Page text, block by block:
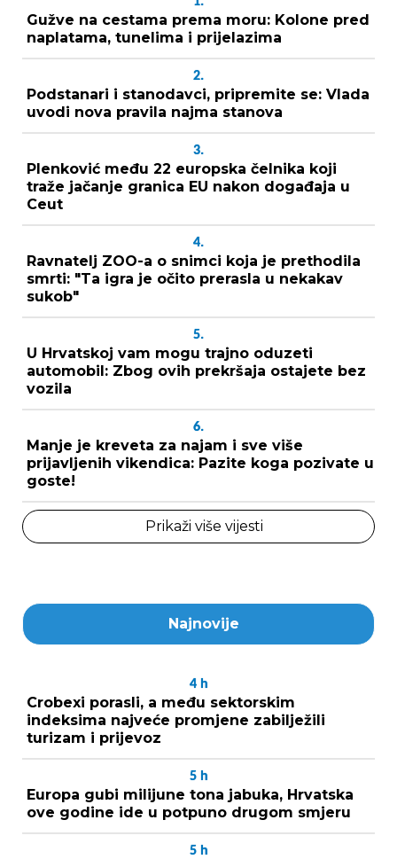
Gužve na cestama prema moru: Kolone pred
naplatama, tunelima i prijelazima
2.
Podstanari i stanodavci, pripremite se: Vlada
uvodi nova pravila najma stanova
3.
Plenković među 22 europska čelnika koji
traže jačanje granica EU nakon događaja u
Ceut
4.
Ravnatelj ZOO-a o snimci koja je prethodila
smrti: "Ta igra je očito prerasla u nekakav
sukob"
5.
U Hrvatskoj vam mogu trajno oduzeti
automobil: Zbog ovih prekršaja ostajete bez
vozila
6.
Manje je kreveta za najam i sve više
prijavljenih vikendica: Pazite koga pozivate u
goste!
Prikaži više vijesti
Najnovije
4 h
Crobexi porasli, a među sektorskim
indeksima najveće promjene zabilježili
turizam i prijevoz
5 h
Europa gubi milijune tona jabuka, Hrvatska
ove godine ide u potpuno drugom smjeru
5 h